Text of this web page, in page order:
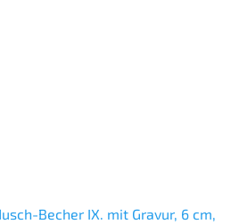
Becher IX. mit Gravur, 6 cm,